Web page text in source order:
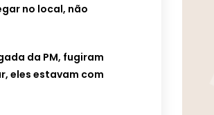
no local, não
da PM, fugiram
eles estavam com